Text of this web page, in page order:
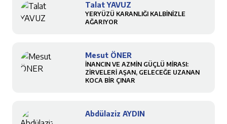
Talat YAVUZ
YERYÜZÜ KARANLIĞI KALBİNİZLE
AĞARIYOR
Mesut ÖNER
İNANCIN VE AZMİN GÜÇLÜ MİRASI:
ZİRVELERİ AŞAN, GELECEĞE UZANAN
KOCA BİR ÇINAR
Abdülaziz AYDIN